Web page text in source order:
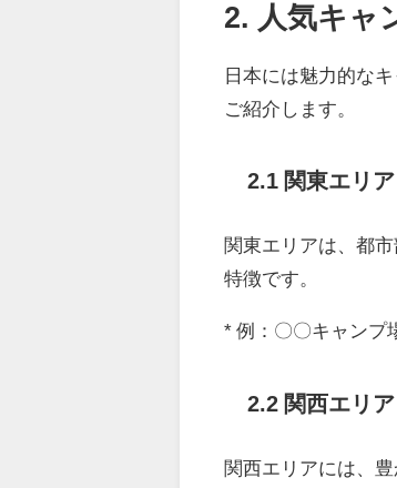
2. 人気キャ
日本には魅力的な
ご紹介します。
2.1 関東エリ
関東エリアは、都
特徴です。
* 例：〇〇キャンプ
2.2 関西エリ
関西エリアには、